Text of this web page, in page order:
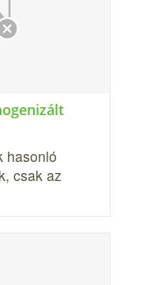
hasonló
csak az